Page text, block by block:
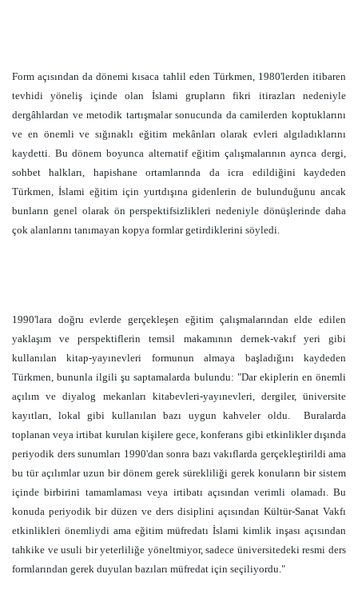
Form açısından da dönemi kısaca tahlil eden Türkmen, 1980'lerden itibaren
tevhidi yöneliş içinde olan İslami grupların fikri itirazları nedeniyle
dergâhlardan ve metodik tartışmalar sonucunda da camilerden koptuklarını
ve en önemli ve sığınaklı eğitim mekânları olarak evleri algıladıklarını
kaydetti. Bu dönem boyunca alternatif eğitim çalışmalarının ayrıca dergi,
sohbet halkları, hapishane ortamlarında da icra edildiğini kaydeden
Türkmen, İslami eğitim için yurtdışına gidenlerin de bulunduğunu ancak
bunların genel olarak ön perspektifsizlikleri nedeniyle dönüşlerinde daha
çok alanlarını tanımayan kopya formlar getirdiklerini söyledi.
1990'lara doğru evlerde gerçekleşen eğitim çalışmalarından elde edilen
yaklaşım ve perspektiflerin temsil makamının dernek-vakıf yeri gibi
kullanılan kitap-yayınevleri formunun almaya başladığını kaydeden
Türkmen, bununla ilgili şu saptamalarda bulundu: "Dar ekiplerin en önemli
açılım ve diyalog mekanları kitabevleri-yayınevleri, dergiler, üniversite
kayıtları, lokal gibi kullanılan bazı uygun kahveler oldu.
Buralarda
toplanan veya irtibat kurulan kişilere gece, konferans gibi etkinlikler dışında
periyodik ders sunumları 1990'dan sonra bazı vakıflarda gerçekleştirildi ama
bu tür açılımlar uzun bir dönem gerek sürekliliği gerek konuların bir sistem
içinde birbirini tamamlaması veya irtibatı açısından verimli olamadı. Bu
konuda periyodik bir düzen ve ders disiplini açısından Kültür-Sanat Vakfı
etkinlikleri önemliydi ama eğitim müfredatı İslami kimlik inşası açısından
tahkike ve usuli bir yeterliliğe yöneltmiyor, sadece üniversitedeki resmi ders
formlarından gerek duyulan bazıları müfredat için seçiliyordu."